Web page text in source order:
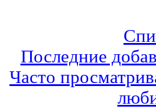
Последние
Часто